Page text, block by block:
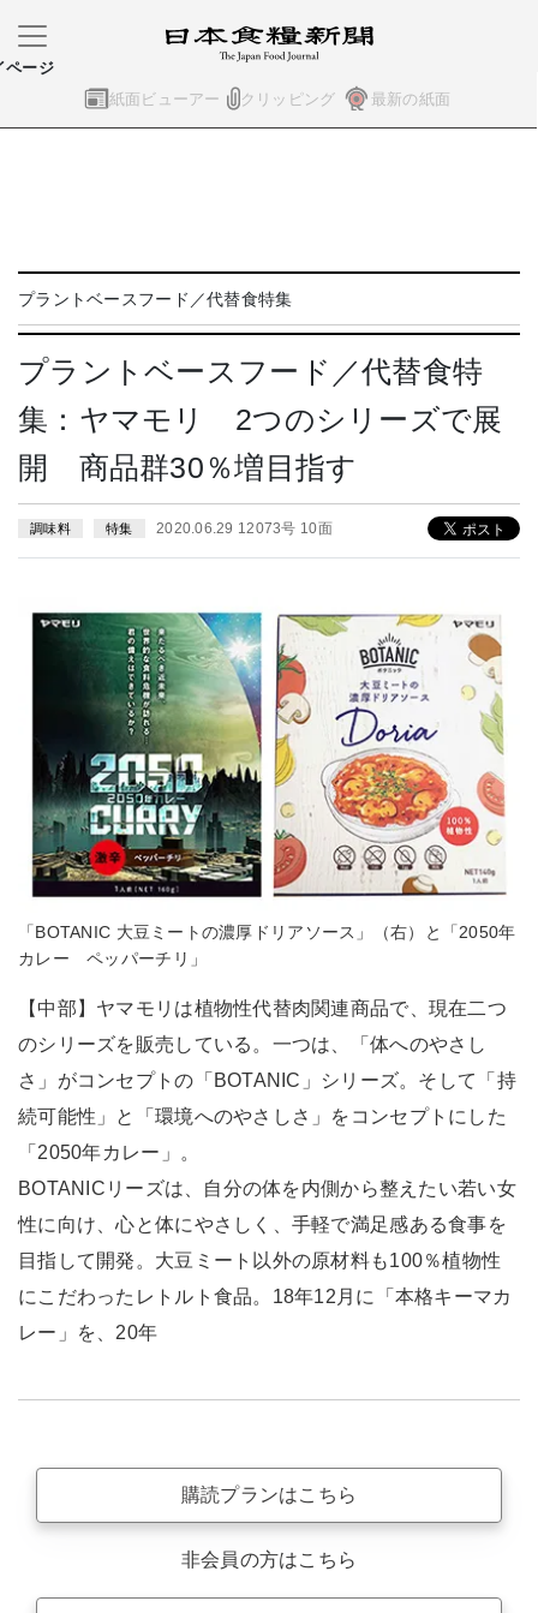
紙面ビューアー クリッピング 最新の紙面
ページ
プラントベースフード／代替食特集
プラントベースフード／代替食特
集：ヤマモリ 2つのシリーズで展
開 商品群30％増目指す
調味料 特集 2020.06.29 12073号 10面
「BOTANIC 大豆ミートの濃厚ドリアソース」（右）と「2050年
カレー ペッパーチリ」
【中部】ヤマモリは植物性代替肉関連商品で、現在二つ
のシリーズを販売している。一つは、「体へのやさし
さ」がコンセプトの「BOTANIC」シリーズ。そして「持
続可能性」と「環境へのやさしさ」をコンセプトにした
「2050年カレー」。
BOTANICリーズは、自分の体を内側から整えたい若い女
性に向け、心と体にやさしく、手軽で満足感ある食事を
目指して開発。大豆ミート以外の原材料も100％植物性
にこだわったレトルト食品。18年12月に「本格キーマカ
レー」を、20年
購読プランはこちら
非会員の方はこちら